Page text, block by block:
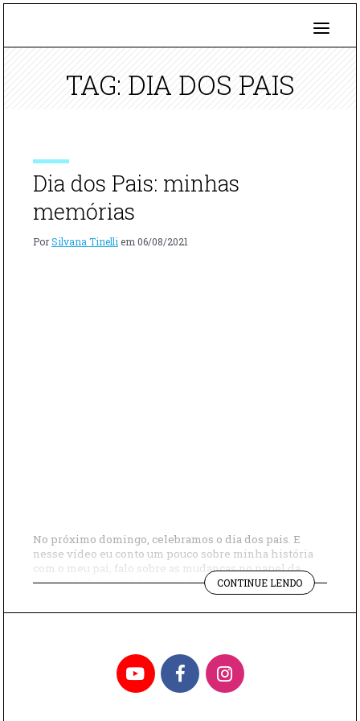
TAG: DIA DOS PAIS
Dia dos Pais: minhas
memórias
PorSilvana Tinelli em 06/08/2021
No próximo domingo, celebramos o dia dos pais. E
nesse vídeo eu conto um pouco sobre minha história
com o meu pai, falo sobre as mudanças no papel da
paternidade e também como é emocionante enxergar
CONTINUE LENDO"DIA
DOS
PAIS:
YouTubeFacebookInstagram